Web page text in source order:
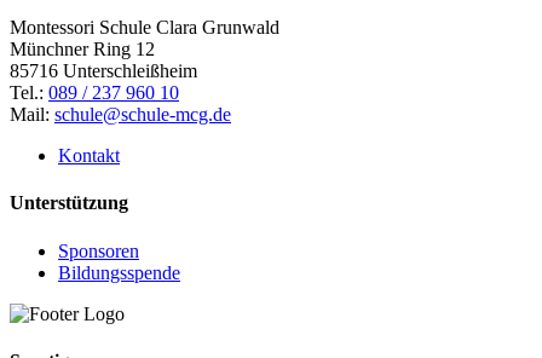
Montessori Schule Clara Grunwald
Münchner Ring 12
85716 Unterschleißheim
Tel.: 089 / 237 960 10
Mail: schule@schule-mcg.de
Kontakt
Unterstützung
Sponsoren
Bildungsspende